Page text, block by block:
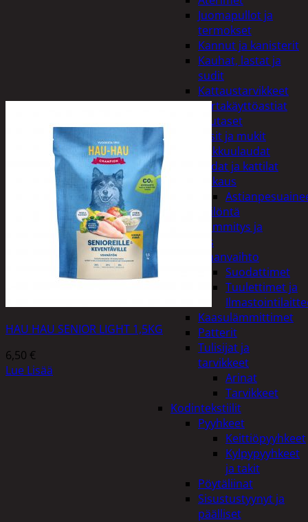
Juomapullot ja
termokset
Kannut ja kanisterit
Kauhat, lastat ja
sudit
Kattaustarvikkeet
Kertakäyttöastiat
Lautaset
Lasit ja mukit
Leikkuulaudat
Padat ja kattilat
Tiskaus
Säilöntä
Kodin lämmitys ja
tuuletus
Ilmanvaihto
Suodattimet
Tuulettimet ja
Kaasulämmittimet
Patterit
Tulisijat ja
tarvikkeet
Arinat
Tarvikkeet
Kodintekstiilit
Pyyhkeet
Keittiöpyyhkeet
Kylpypyyhkeet
ja takit
Pöytäliinat
Sisustustyynyt ja
päälliset
HAU HAU SENIOR LIGHT 1,5KG
6,50 €
Lue Lisää